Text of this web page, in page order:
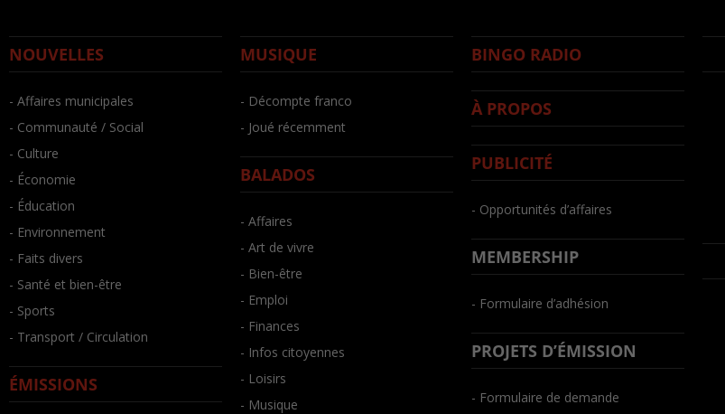
NOUVELLES
- Affaires municipales
- Communauté / Social
- Culture
- Économie
- Éducation
- Environnement
- Faits divers
- Santé et bien-être
- Sports
- Transport / Circulation
ÉMISSIONS
MUSIQUE
- Décompte franco
- Joué récemment
BALADOS
- Affaires
- Art de vivre
- Bien-être
- Emploi
- Finances
- Infos citoyennes
- Loisirs
- Musique
BINGO RADIO
À PROPOS
PUBLICITÉ
- Opportunités d’affaires
MEMBERSHIP
- Formulaire d’adhésion
PROJETS D’ÉMISSION
- Formulaire de demande